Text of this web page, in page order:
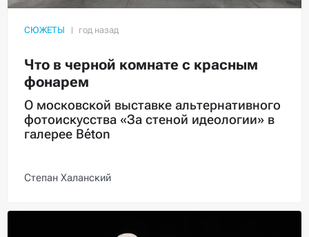
СЮЖЕТЫ
Что в черной комнате с красным
фонарем
О московской выставке альтернативного
фотоискусства «За стеной идеологии» в
галерее Béton
Степан Халанский